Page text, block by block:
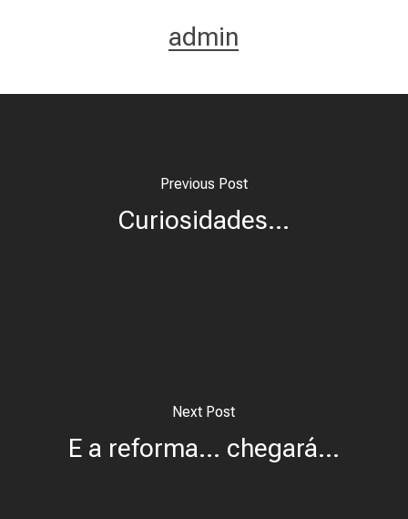
admin
Previous Post
Curiosidades...
Next Post
E a reforma... chegará…